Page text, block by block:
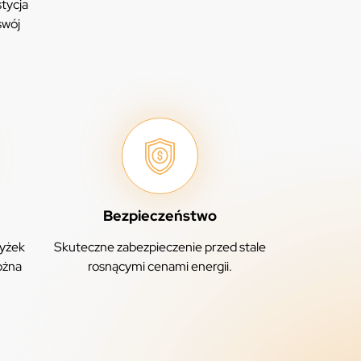
Bezpieczeństwo
Skuteczne zabezpieczenie przed stale
rosnącymi cenami energii.